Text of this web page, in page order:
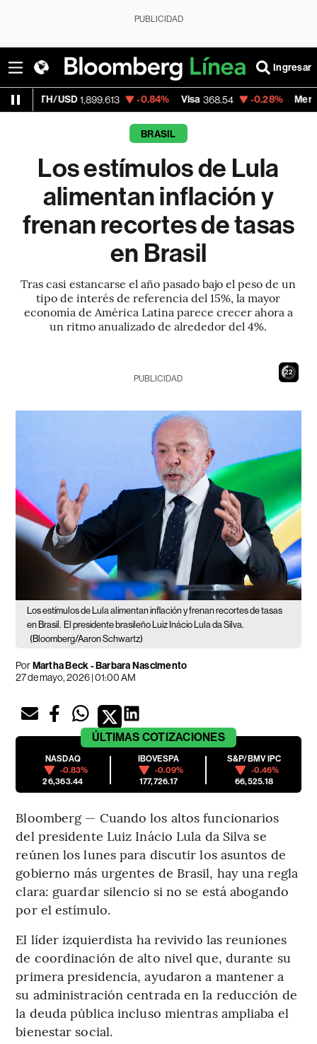
PUBLICIDAD
Ingresar
1,899.613 -0.84% Visa 368.54 -0.28% MercadoLibre
BRASIL
Los estímulos de Lula
alimentan inflación y
frenan recortes de tasas
en Brasil
Tras casi estancarse el año pasado bajo el peso de un
tipo de interés de referencia del 15%, la mayor
economía de América Latina parece crecer ahora a
un ritmo anualizado de alrededor del 4%.
20
PUBLICIDAD
Los estímulos de Lula alimentan inflación y frenan recortes de tasas
en Brasil. El presidente brasileño Luiz Inácio Lula da Silva.
(Bloomberg/Aaron Schwartz)
PorMartha Beck - Barbara Nascimento
27 de mayo, 2026 | 01:00 AM
ÚLTIMAS COTIZACIONES
NASDAQ
-0.83%
26,363.44
IBOVESPA
-0.09%
177,726.17
S&P/BMV IPC
-0.46%
66,525.18
Bloomberg — Cuando los altos funcionarios
del presidente Luiz Inácio Lula da Silva se
reúnen los lunes para discutir los asuntos de
gobierno más urgentes de Brasil, hay una regla
clara: guardar silencio si no se está abogando
por el estímulo.
El líder izquierdista ha revivido las reuniones
de coordinación de alto nivel que, durante su
primera presidencia, ayudaron a mantener a
su administración centrada en la reducción de
la deuda pública incluso mientras ampliaba el
bienestar social.